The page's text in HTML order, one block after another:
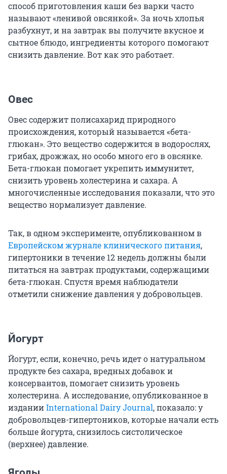
способ приготовления каши без варки часто
называют «ленивой овсянкой». За ночь хлопья
разбухнут, и на завтрак вы получите вкусное и
сытное блюдо, ингредиенты которого помогают
снизить давление. Вот как это работает.
Овес
Овес содержит полисахарид природного
происхождения, который называется «бета-
глюкан». Это вещество содержится в водорослях,
грибах, дрожжах, но особо много его в овсянке.
Бета-глюкан помогает укрепить иммунитет,
снизить уровень холестерина и сахара. А
многочисленные исследования показали, что это
вещество нормализует давление.
Так, в одном эксперименте, опубликованном в
Европейском журнале клинического питания,
гипертоники в течение 12 недель должны были
питаться на завтрак продуктами, содержащими
бета-глюкан. Спустя время наблюдатели
отметили снижение давления у добровольцев.
Йогурт
Йогурт, если, конечно, речь идет о натуральном
продукте без сахара, вредных добавок и
консервантов, помогает снизить уровень
холестерина. А исследование, опубликованное в
изданииInternational Dairy Journal, показало: у
добровольцев-гипертоников, которые начали есть
больше йогурта, снизилось систолическое
(верхнее) давление.